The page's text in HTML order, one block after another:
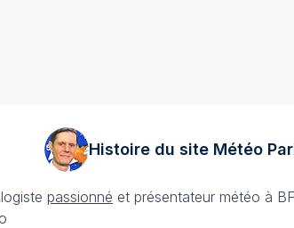
Histoire du site Météo
passionné et présentateur météo à